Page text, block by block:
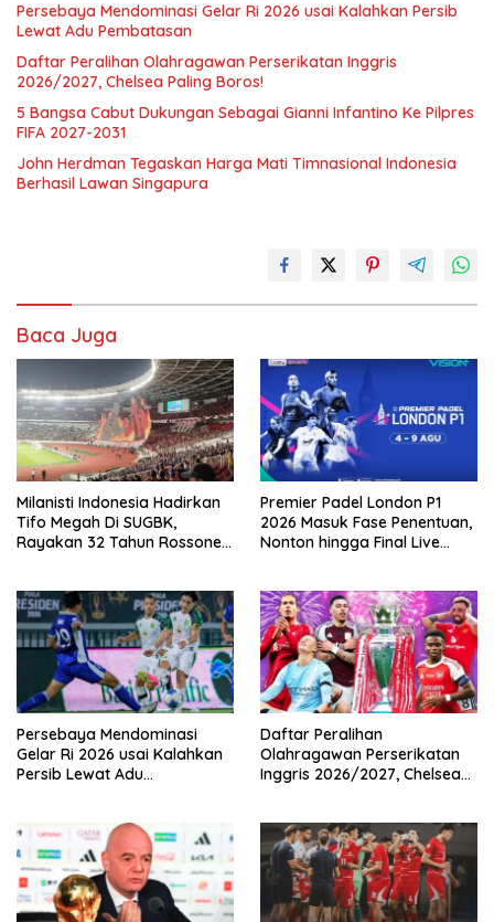
Persebaya Mendominasi Gelar Ri 2026 usai Kalahkan Persib
Lewat Adu Pembatasan
Daftar Peralihan Olahragawan Perserikatan Inggris
2026/2027, Chelsea Paling Boros!
5 Bangsa Cabut Dukungan Sebagai Gianni Infantino Ke Pilpres
FIFA 2027-2031
John Herdman Tegaskan Harga Mati Timnasional Indonesia
Berhasil Lawan Singapura
Baca Juga
Milanisti Indonesia Hadirkan
Tifo Megah Di SUGBK,
Rayakan 32 Tahun Rossoneri
Premier Padel London P1
2026 Masuk Fase Penentuan,
Nonton hingga Final Live
Persebaya Mendominasi
Gelar Ri 2026 usai Kalahkan
Persib Lewat Adu
Daftar Peralihan
Olahragawan Perserikatan
Inggris 2026/2027, Chelsea